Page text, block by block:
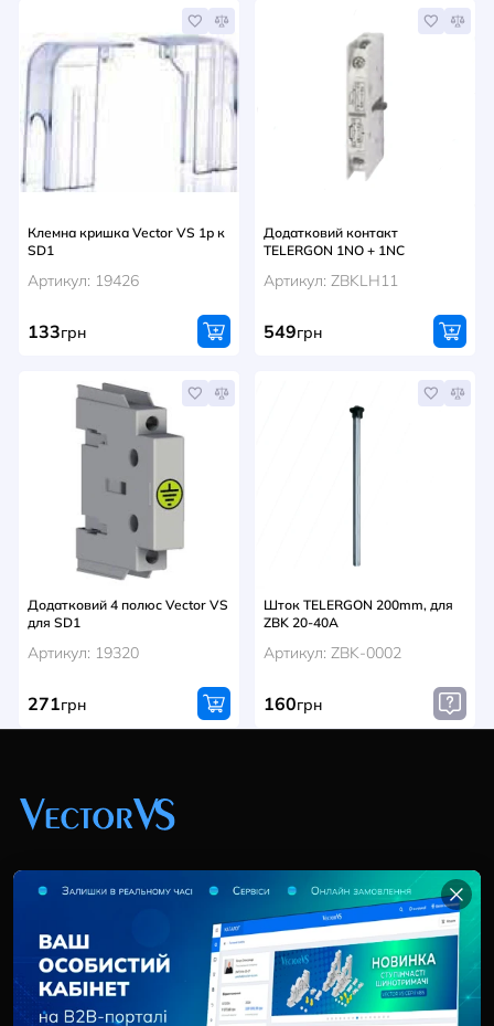
Клемна кришка Vector VS 1р к
SD1
Артикул: 19426
133грн
Додатковий контакт
TELERGON 1NO + 1NC
Артикул: ZBKLH11
549грн
Додатковий 4 полюс Vector VS
для SD1
Артикул: 19320
271грн
Шток TELERGON 200mm, для
ZBK 20-40A
Артикул: ZBK-0002
160грн
+38 (044) 369 51 57
02095, Україна, м. Київ, вул. Трускавецька, 10-В, оф.
info@vector-vs.com